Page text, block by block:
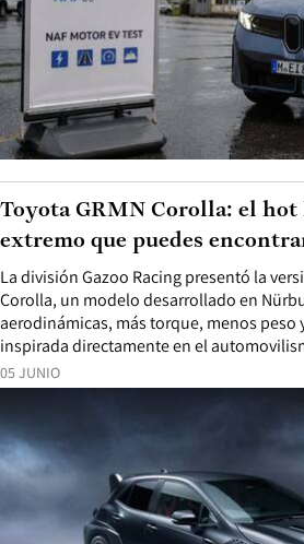
05 JUNIO
La división Gazoo Racing presentó la
Corolla, un modelo desarrollado en
aerodinámicas, más torque, menos peso
inspirada directamente en el
Toyota GRMN Corolla: el hot
extremo que puedes